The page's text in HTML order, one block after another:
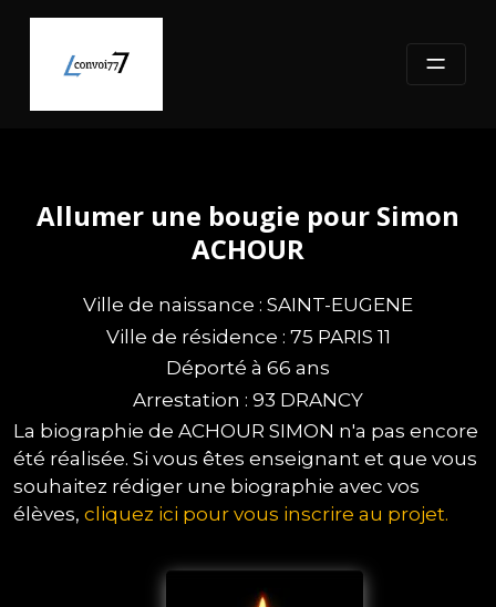
content
Allumer une bougie pour Simon
ACHOUR
Ville de naissance : SAINT-EUGENE
Ville de résidence : 75 PARIS 11
Déporté à 66 ans
Arrestation : 93 DRANCY
La biographie de ACHOUR SIMON n'a pas encore
été réalisée. Si vous êtes enseignant et que vous
souhaitez rédiger une biographie avec vos
élèves, cliquez ici pour vous inscrire au projet.